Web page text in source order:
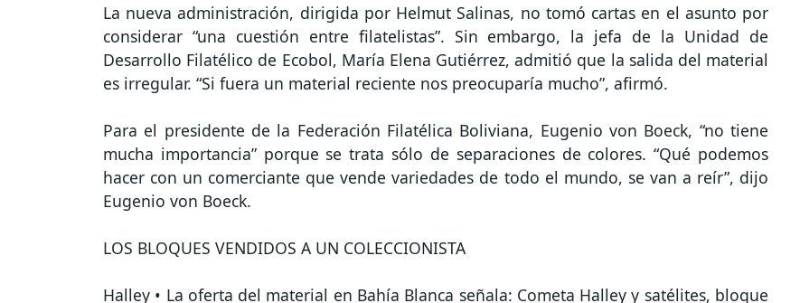
La nueva administración, dirigida por Helmut Salinas, no tomó cartas en el asunto por
considerar “una cuestión entre filatelistas”. Sin embargo, la jefa de la Unidad de
Desarrollo Filatélico de Ecobol, María Elena Gutiérrez, admitió que la salida del material
es irregular. “Si fuera un material reciente nos preocuparía mucho”, afirmó.
Para el presidente de la Federación Filatélica Boliviana, Eugenio von Boeck, “no tiene
mucha importancia” porque se trata sólo de separaciones de colores. “Qué podemos
hacer con un comerciante que vende variedades de todo el mundo, se van a reír”, dijo
Eugenio von Boeck.
LOS BLOQUES VENDIDOS A UN COLECCIONISTA
Halley • La oferta del material en Bahía Blanca señala: Cometa Halley y satélites, bloque